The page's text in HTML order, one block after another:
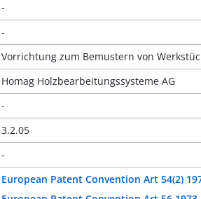
-
-
Vorrichtung zum Bemustern von
Homag Holzbearbeitungssysteme AG
-
3.2.05
-
European Patent Convention Art 54(2)